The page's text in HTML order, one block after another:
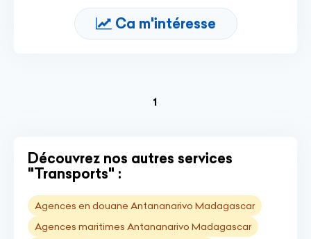
Ca m'intéresse
1
Découvrez nos autres services
"Transports" :
Agences en douane Antananarivo Madagascar
Agences maritimes Antananarivo Madagascar